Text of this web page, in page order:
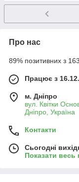
Про нас
89% позитивних з 163
Працює з
м. Дніпро
вул. Квітки
Дніпро, Україна
Контакти
Сьогодні
Показати весь